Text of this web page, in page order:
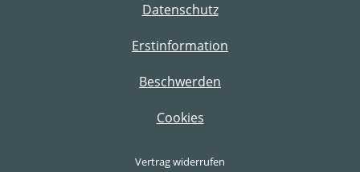
Datenschutz
Erstinformation
Beschwerden
Cookies
Vertrag widerrufen